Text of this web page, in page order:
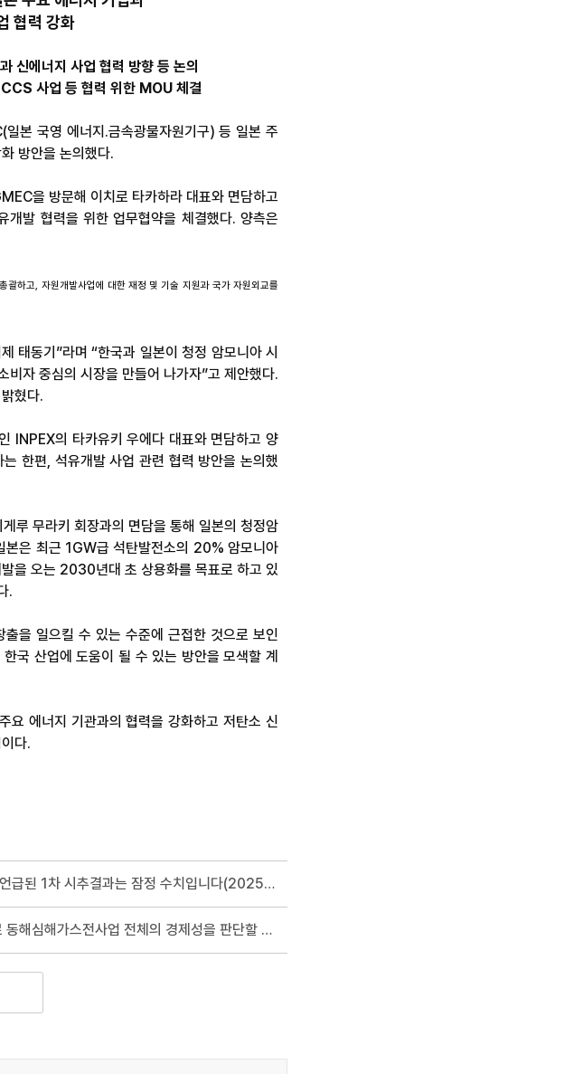
협력 강화
신에너지 사업 협력 방향 등 논의
사업 등 협력 위한 MOU 체결
본 국영 에너지․금속광물자원기구) 등 일본 주
방안을 논의했다.
을 방문해 이치로 타카하라 대표와 면담하고
발 협력을 위한 업무협약을 체결했다. 양측은
하고, 자원개발사업에 대한 재정 및 기술 지원과 국가 자원외교를
태동기”라며 “한국과 일본이 청정 암모니아 시
자 중심의 시장을 만들어 나가자”고 제안했다.
혔다.
INPEX의 타카유키 우에다 대표와 면담하고 양
한편, 석유개발 사업 관련 협력 방안을 논의했
루 무라키 회장과의 면담을 통해 일본의 청정암
본은 최근 1GW급 석탄발전소의 20% 암모니아
을 오는 2030년대 초 상용화를 목표로 하고 있
.
을 일으킬 수 있는 수준에 근접한 것으로 보인
국 산업에 도움이 될 수 있는 방안을 모색할 계
요 에너지 기관과의 협력을 강화하고 저탄소 신
다.
[보도설명자료]일부 언론매체에서 언급된 1차 시추결과는 잠정 수치입니다(2025.02.19.)
[보도설명자료] 한 번의 시추만으로 동해심해가스전사업 전체의 경제성을 판단할 수는 없습니다.(2025.02.08.)